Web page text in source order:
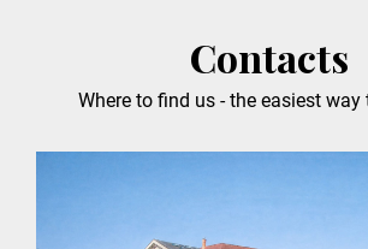
Contacts
Where to find us - the easiest way